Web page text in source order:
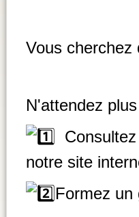
Vous cherchez
N'attendez
notre site
Formez un